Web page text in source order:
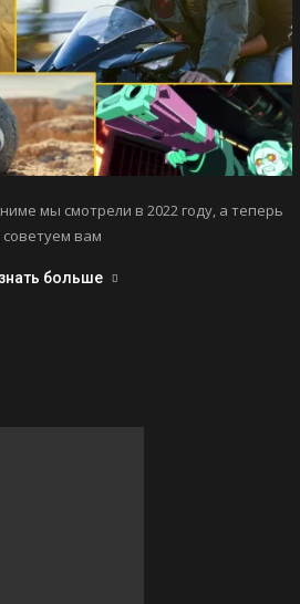
мы смотрели в 2022 году, а теперь
советуем вам
больше